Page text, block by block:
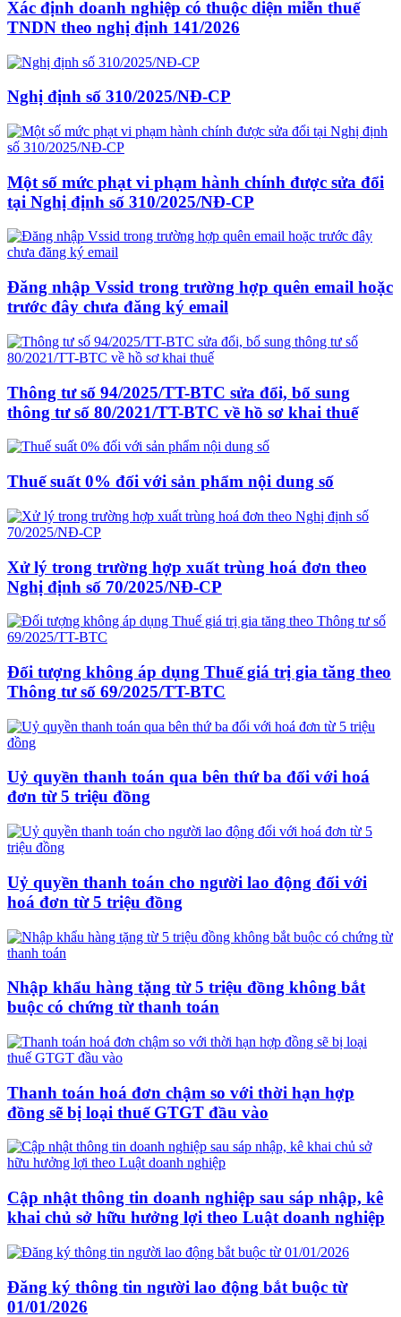
Xác định doanh nghiệp có thuộc diện miễn thuế
TNDN theo nghị định 141/2026
Nghị định số 310/2025/NĐ-CP
Một số mức phạt vi phạm hành chính được sửa đổi
tại Nghị định số 310/2025/NĐ-CP
Đăng nhập Vssid trong trường hợp quên email hoặc
trước đây chưa đăng ký email
Thông tư số 94/2025/TT-BTC sửa đổi, bổ sung
thông tư số 80/2021/TT-BTC về hồ sơ khai thuế
Thuế suất 0% đối với sản phẩm nội dung số
Xử lý trong trường hợp xuất trùng hoá đơn theo
Nghị định số 70/2025/NĐ-CP
Đối tượng không áp dụng Thuế giá trị gia tăng theo
Thông tư số 69/2025/TT-BTC
Uỷ quyền thanh toán qua bên thứ ba đối với hoá
đơn từ 5 triệu đồng
Uỷ quyền thanh toán cho người lao động đối với
hoá đơn từ 5 triệu đồng
Nhập khẩu hàng tặng từ 5 triệu đồng không bắt
buộc có chứng từ thanh toán
Thanh toán hoá đơn chậm so với thời hạn hợp
đồng sẽ bị loại thuế GTGT đầu vào
Cập nhật thông tin doanh nghiệp sau sáp nhập, kê
khai chủ sở hữu hưởng lợi theo Luật doanh nghiệp
Đăng ký thông tin người lao động bắt buộc từ
01/01/2026